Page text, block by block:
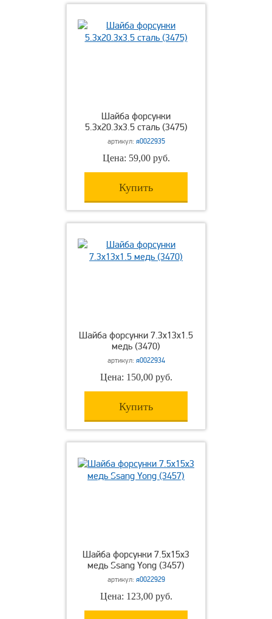
Шайба форсунки
5.3х20.3х3.5 сталь (3475)
артикул: я0022935
Цена: 59,00 руб.
Купить
Шайба форсунки 7.3х13х1.5
медь (3470)
артикул: я0022934
Цена: 150,00 руб.
Купить
Шайба форсунки 7.5х15х3
медь Ssang Yong (3457)
артикул: я0022929
Цена: 123,00 руб.